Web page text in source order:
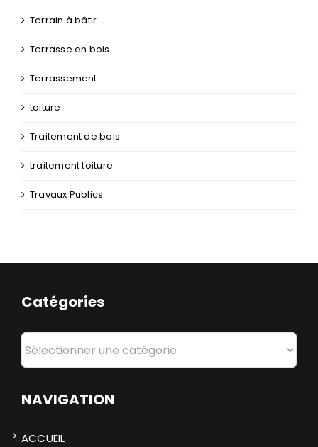
Terrain à bâtir
Terrasse en bois
Terrassement
toiture
Traitement de bois
traitement toiture
Travaux Publics
Catégories
Catégories
NAVIGATION
ACCUEIL